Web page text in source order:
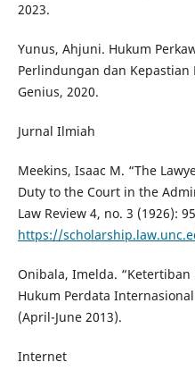
2023.
Yunus, Ahjuni. Hukum
Perlindungan dan Kepastian
Genius, 2020.
Jurnal Ilmiah
Meekins, Isaac M. “The
Duty to the Court in the
Law Review 4, no. 3 (1926):
https://
Onibala, Imelda.
Hukum Perdata
(April-June 2013).
Internet